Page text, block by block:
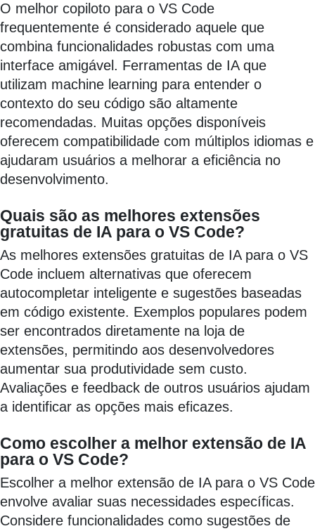
O melhor copiloto para o VS Code
frequentemente é considerado aquele que
combina funcionalidades robustas com uma
interface amigável. Ferramentas de IA que
utilizam machine learning para entender o
contexto do seu código são altamente
recomendadas. Muitas opções disponíveis
oferecem compatibilidade com múltiplos idiomas e
ajudaram usuários a melhorar a eficiência no
desenvolvimento.
Quais são as melhores extensões
gratuitas de IA para o VS Code?
As melhores extensões gratuitas de IA para o VS
Code incluem alternativas que oferecem
autocompletar inteligente e sugestões baseadas
em código existente. Exemplos populares podem
ser encontrados diretamente na loja de
extensões, permitindo aos desenvolvedores
aumentar sua produtividade sem custo.
Avaliações e feedback de outros usuários ajudam
a identificar as opções mais eficazes.
Como escolher a melhor extensão de IA
para o VS Code?
Escolher a melhor extensão de IA para o VS Code
envolve avaliar suas necessidades específicas.
Considere funcionalidades como sugestões de